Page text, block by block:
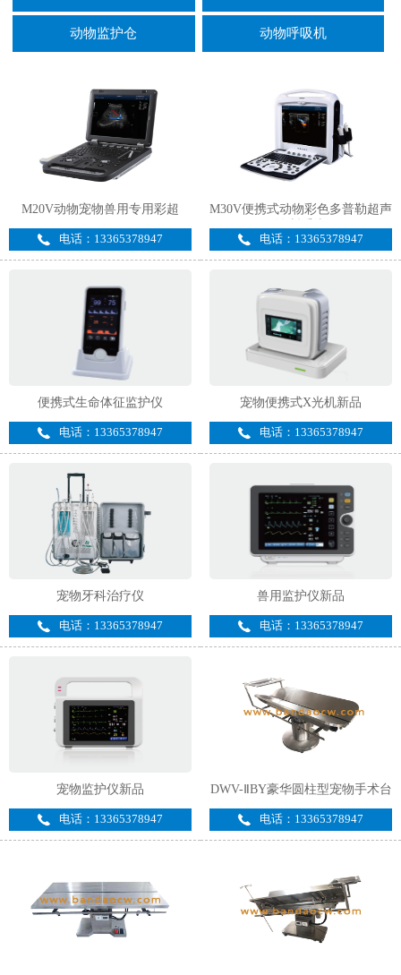
动物监护仓 动物呼吸机
M20V动物宠物兽用专用彩超
电话：13365378947
M30V便携式动物彩色多普勒超声
诊断系统
电话：13365378947
便携式生命体征监护仪
电话：13365378947
宠物便携式X光机新品
电话：13365378947
宠物牙科治疗仪
电话：13365378947
兽用监护仪新品
电话：13365378947
宠物监护仪新品
电话：13365378947
DWV-ⅡBY豪华圆柱型宠物手术台
电话：13365378947